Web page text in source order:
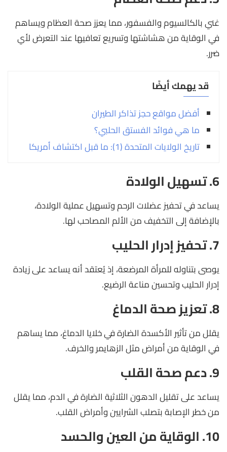
غني بالكالسيوم والفسفور، مما يعزز صحة العظام ويساهم
في الوقاية من هشاشتها وتسريع تعافيها عند التعرض لأي
ضرر.
قد يهمك أيضًا
أفضل مواقع حجز تذاكر الطيران
ما هي فوائد الفستق الحلبي؟
تاريخ الولايات المتحدة (1): ما قبل اكتشاف أمريكا
6. تسهيل الولادة
يساعد في تحفيز عضلات الرحم وتسهيل عملية الولادة،
بالإضافة إلى التخفيف من الألم المصاحب لها.
7. تحفيز إدرار الحليب
يوصى بتناوله للمرأة المرضعة، إذ يُعتقد أنه يساعد على زيادة
إدرار الحليب وتحسين مناعة الرضيع.
8. تعزيز صحة الدماغ
يقلل من تأثير الأكسدة الضارة في خلايا الدماغ، مما يساهم
في الوقاية من أمراض مثل الزهايمر والخرف.
9. دعم صحة القلب
يساعد على تقليل الدهون الثلاثية الضارة في الدم، مما يقلل
من خطر الإصابة بتصلب الشرايين وأمراض القلب.
10. الوقاية من العين والحسد